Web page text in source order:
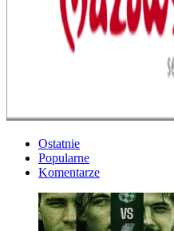
Ostatnie
Popularne
Komentarze